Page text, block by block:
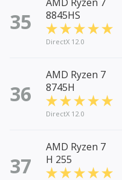
35
8845HS
DirectX 12.0
36
AMD Ryzen 7
8745H
DirectX 12.0
37
AMD Ryzen 7
H 255